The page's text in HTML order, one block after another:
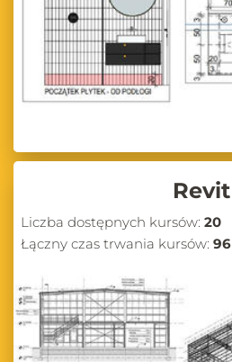
Revit
Liczba dostępnych kursów: 20
Łączny czas trwania kursów: 96